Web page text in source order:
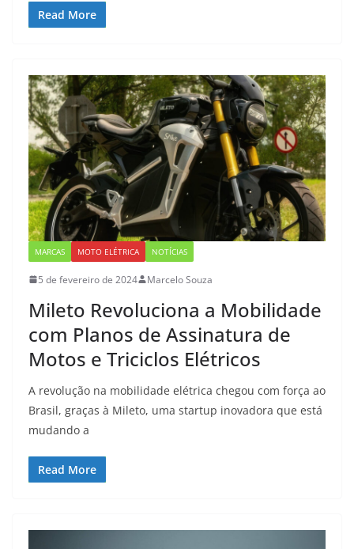
Read More
MARCAS MOTO ELÉTRICA NOTÍCIAS
5 de fevereiro de 2024 Marcelo Souza
Mileto Revoluciona a Mobilidade
com Planos de Assinatura de
Motos e Triciclos Elétricos
A revolução na mobilidade elétrica chegou com força ao
Brasil, graças à Mileto, uma startup inovadora que está
mudando a
Read More